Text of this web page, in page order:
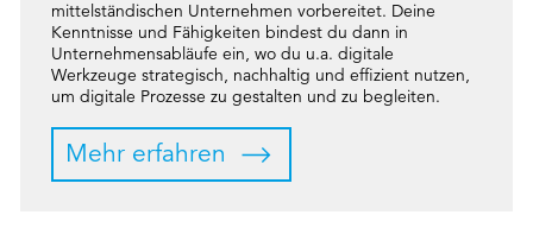
mittelständischen Unternehmen vorbereitet. Deine
Kenntnisse und Fähigkeiten bindest du dann in
Unternehmensabläufe ein, wo du u.a. digitale
Werkzeuge strategisch, nachhaltig und effizient nutzen,
um digitale Prozesse zu gestalten und zu begleiten.
Mehr erfahren